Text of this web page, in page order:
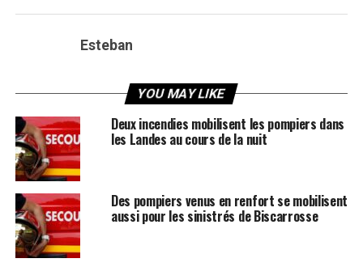
Esteban
YOU MAY LIKE
Deux incendies mobilisent les pompiers dans
les Landes au cours de la nuit
Des pompiers venus en renfort se mobilisent
aussi pour les sinistrés de Biscarrosse